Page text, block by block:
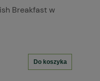
Breakfast w
Do koszyka